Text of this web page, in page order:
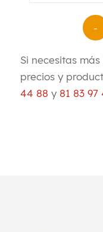
Si necesitas
precios y
44 88 y 81 83 97